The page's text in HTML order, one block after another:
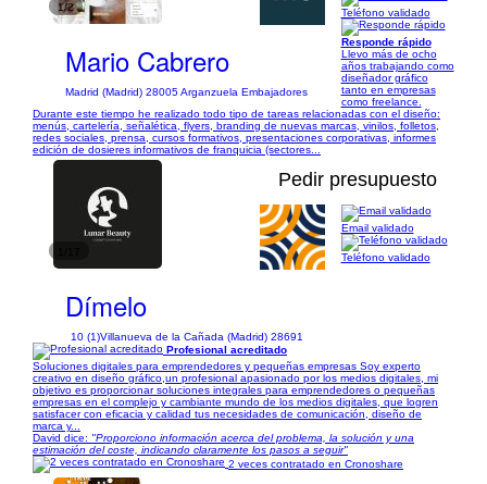
1/2
Mario Cabrero
Madrid (Madrid) 28005 Arganzuela Embajadores
Teléfono validado
Responde rápido
Llevo más de ocho
años trabajando como
diseñador gráfico
tanto en empresas
como freelance.
Durante este tiempo he realizado todo tipo de tareas relacionadas con el diseño:
menús, cartelería, señalética, flyers, branding de nuevas marcas, vinilos, folletos,
redes sociales, prensa, cursos formativos, presentaciones corporativas, informes
edición de dosieres informativos de franquicia (sectores...
Pedir presupuesto
Dímelo
10 (1)Villanueva de la Cañada (Madrid) 28691
Email validado
Teléfono validado
Profesional acreditado
Soluciones digitales para emprendedores y pequeñas empresas Soy experto
creativo en diseño gráfico,un profesional apasionado por los medios digitales, mi
objetivo es proporcionar soluciones integrales para emprendedores o pequeñas
empresas en el complejo y cambiante mundo de los medios digitales, que logren
satisfacer con eficacia y calidad tus necesidades de comunicación, diseño de
marca y...
David dice: "Proporciono información acerca del problema, la solución y una
estimación del coste, indicando claramente los pasos a seguir"
2 veces contratado en Cronoshare